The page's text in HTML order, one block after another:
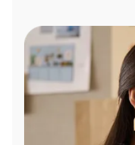
Administrar
cuenta
Encuentra
tienda